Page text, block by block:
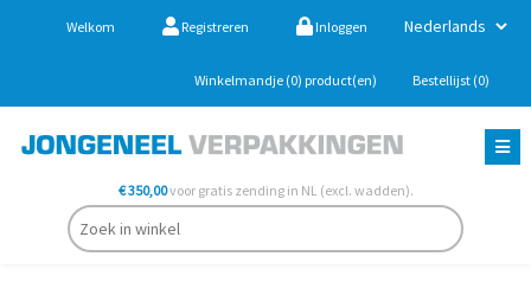
Welkom Registreren Inloggen
Winkelmandje (0) product(en) Bestellijst (0)
€ 350,00voor gratis zending in NL (excl. wadden).